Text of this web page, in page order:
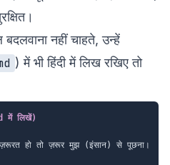
नहीं चाहते, उन्हें
) में भी हिंदी में लिख रखिए तो
में लिखें)